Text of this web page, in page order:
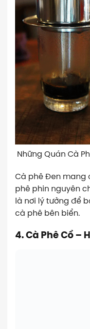
Những Quán Cà
Cà phê Đen mang
phê phin nguyên
là nơi lý tưởng để
cà phê bên biển.
4. Cà Phê Cổ –